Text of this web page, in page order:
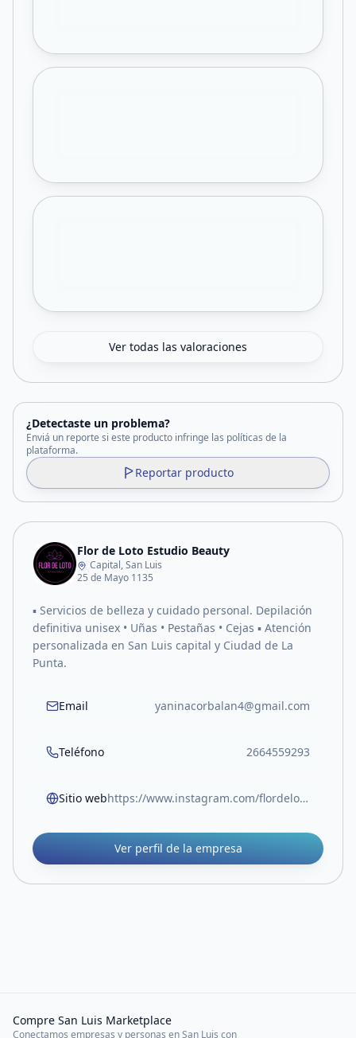
Ver todas las valoraciones
¿Detectaste un problema?
Enviá un reporte si este producto infringe las políticas de la
plataforma.
Reportar producto
Flor de Loto Estudio Beauty
Capital, San Luis
25 de Mayo 1135
▪︎ Servicios de belleza y cuidado personal. Depilación
definitiva unisex • Uñas • Pestañas • Cejas ▪︎ Atención
personalizada en San Luis capital y Ciudad de La
Punta.
Email yaninacorbalan4@gmail.com
Teléfono 2664559293
Sitio web https://www.instagram.com/flordeloto_sl?igsh=YmpwaXltemp1YTJp
Ver perfil de la empresa
Compre San Luis Marketplace
Conectamos empresas y personas en San Luis con